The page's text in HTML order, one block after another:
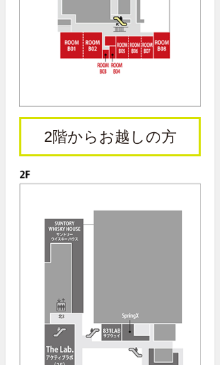
2階からお越しの方